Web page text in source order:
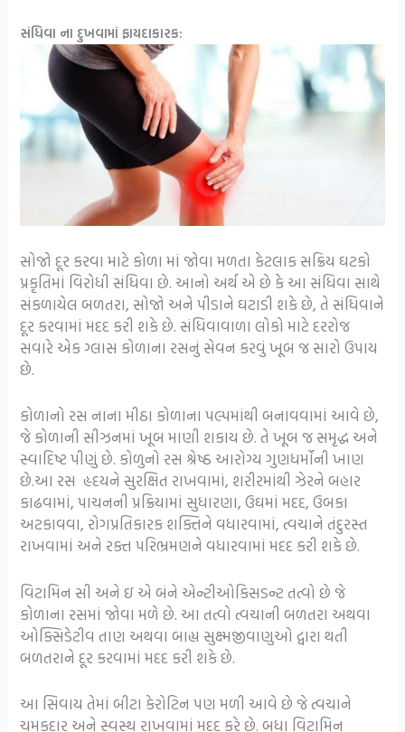
સંધિવા ના દુખવામાં ફાયદાકારક:
સોજો દૂર કરવા માટે કોળા માં જોવા મળતા કેટલાક સક્રિય ઘટકો
પ્રકૃતિમાં વિરોધી સંધિવા છે. આનો અર્થ એ છે કે આ સંધિવા સાથે
સંકળાયેલ બળતરા, સોજો અને પીડાને ઘટાડી શકે છે, તે સંધિવાને
દૂર કરવામાં મદદ કરી શકે છે. સંધિવાવાળા લોકો માટે દરરોજ
સવારે એક ગ્લાસ કોળાના રસનું સેવન કરવું ખૂબ જ સારો ઉપાય
છે.
કોળાનો રસ નાના મીઠા કોળાના પલ્પમાંથી બનાવવામાં આવે છે,
જે કોળાની સીઝનમાં ખૂબ માણી શકાય છે. તે ખૂબ જ સમૃદ્ધ અને
સ્વાદિષ્ટ પીણું છે. કોળુનો રસ શ્રેષ્ઠ આરોગ્ય ગુણધર્મોની ખાણ
છે.આ રસ હૃદયને સુરક્ષિત રાખવામાં, શરીરમાંથી ઝેરને બહાર
કાઢવામાં, પાચનની પ્રક્રિયામાં સુધારણા, ઉઘમાં મદદ, ઉબકા
અટકાવવા, રોગપ્રતિકારક શક્તિને વધારવામાં, ત્વચાને તંદુરસ્ત
રાખવામાં અને રક્ત પરિભ્રમણને વધારવામાં મદદ કરી શકે છે.
વિટામિન સી અને ઇ એ બંને એન્ટીઓકિસડન્ટ તત્વો છે જે
કોળાના રસમાં જોવા મળે છે. આ તત્વો ત્વચાની બળતરા અથવા
ઓક્સિડેટીવ તાણ અથવા બાહ્ય સુક્ષ્‍મજીવાણુઓ દ્વારા થતી
બળતરાને દૂર કરવામાં મદદ કરી શકે છે.
આ સિવાય તેમાં બીટા કેરોટિન પણ મળી આવે છે જે ત્વચાને
ચમકદાર અને સ્વસ્થ રાખવામાં મદદ કરે છે. બધા વિટામિન